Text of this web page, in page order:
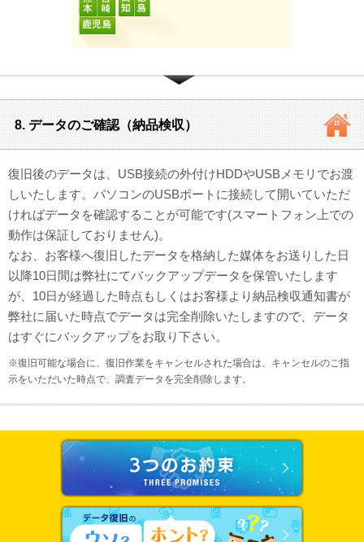
8. データのご確認（納品検収）
復旧後のデータは、USB接続の外付けHDDやUSBメモリでお渡
しいたします。パソコンのUSBポートに接続して開いていただ
ければデータを確認することが可能です(スマートフォン上での
動作は保証しておりません)。
なお、お客様へ復旧したデータを格納した媒体をお送りした日
以降10日間は弊社にてバックアップデータを保管いたします
が、10日が経過した時点もしくはお客様より納品検収通知書が
弊社に届いた時点でデータは完全削除いたしますので、データ
はすぐにバックアップをお取り下さい。
※復旧可能な場合に、復旧作業をキャンセルされた場合は、キャンセルのご指
示をいただいた時点で、調査データを完全削除します。